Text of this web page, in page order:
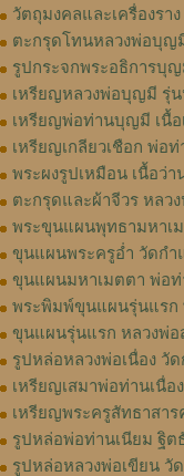
วัตถุมงคลและเครื่องรา
ตะกรุดโทนหลวงพ่อบุญ
รูปกระจกพระอธิการบุ
เหรียญหลวงพ่อบุญมี รุ่น
เหรียญพ่อท่านบุญมี เนื้อ
เหรียญเกลียวเชือก พ่อ
พระผงรูปเหมือน เนื้อว่
ตะกรุดและผ้าจีวร หลว
พระขุนแผนพุทธามหาเ
ขุนแผนพระครูอ่ำ วัดกำ
ขุนแผนมหาเมตตา พ่อท่
พระพิมพ์ขุนแผนรุ่นแรก
ขุนแผนรุ่นแรก หลวงพ่อ
รูปหล่อหลวงพ่อเนื่อง วั
เหรียญเสมาพ่อท่านเนื่อ
เหรียญพระครูสัทธาสา
รูปหล่อพ่อท่านเนียม ฐิต
รูปหล่อหลวงพ่อเขียน วั